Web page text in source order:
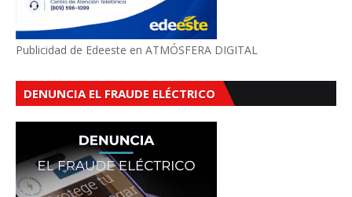
Publicidad de Edeeste en ATMÓSFERA DIGITAL
DENUNCIA EL FRAUDE ELÉCTRICO